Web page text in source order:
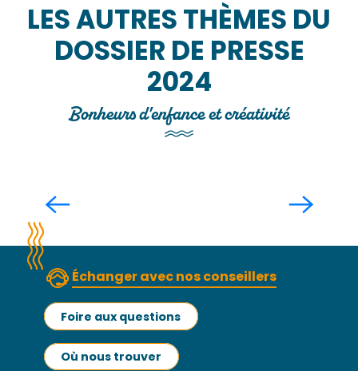
LES AUTRES THÈMES DU
DOSSIER DE PRESSE
2024
Bonheurs d'enfance et créativité
DP 2024 – Granville Terre et Mer, une
Échanger avec nos conseillers
Foire aux questions
Où nous trouver